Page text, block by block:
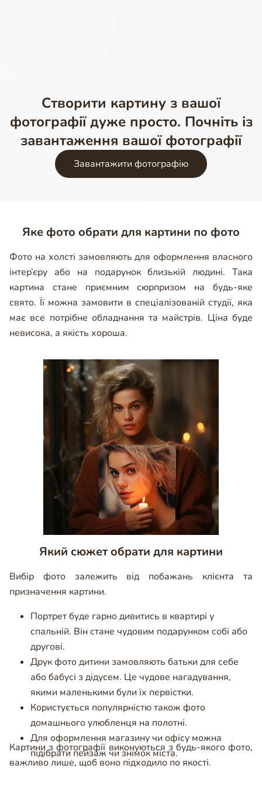
Створити картину з вашої
фотографії дуже просто. Почніть із
завантаження вашої фотографії
Завантажити фотографію
Яке фото обрати для картини по фото
Фото на холсті замовляють для оформлення власного
інтер’єру або на подарунок близькій людині. Така
картина стане приємним сюрпризом на будь-яке
свято. Її можна замовити в спеціалізованій студії, яка
має все потрібне обладнання та майстрів. Ціна буде
невисока, а якість хороша.
Який сюжет обрати для картини
Вибір фото залежить від побажань клієнта та
призначення картини.
Портрет буде гарно дивитись в квартирі у
спальній. Він стане чудовим подарунком собі або
другові.
Друк фото дитини замовляють батьки для себе
або бабусі з дідусем. Це чудове нагадування,
якими маленькими були їх первістки.
Користується популярністю також фото
домашнього улюбленця на полотні.
Для оформлення магазину чи офісу можна
підібрати пейзаж чи знімок міста.
Картини з фотографії виконуються з будь-якого фото,
важливо лише, щоб воно підходило по якості.